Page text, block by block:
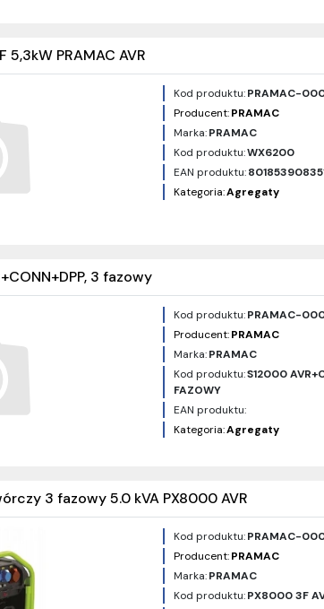
5,3kW PRAMAC AVR
Kod produktu:PRAMAC-
Producent:PRAMAC
Marka:PRAMAC
Kod produktu:WX6200
EAN produktu:
Kategoria:Agregaty
3 fazowy
Kod produktu:PRAMAC-
Producent:PRAMAC
Marka:PRAMAC
Kod produktu:S12000
FAZOWY
EAN produktu:
Kategoria:Agregaty
3 fazowy 5.0 kVA PX8000 AVR
Kod produktu:PRAMAC-
Producent:PRAMAC
Marka:PRAMAC
Kod produktu:PX8000 3F